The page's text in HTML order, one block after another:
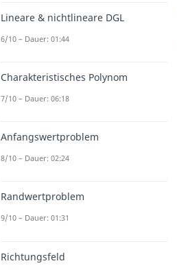
Lineare & nichtlineare DGL
6/10 – Dauer: 01:44
Charakteristisches Polynom
7/10 – Dauer: 06:18
Anfangswertproblem
8/10 – Dauer: 02:24
Randwertproblem
9/10 – Dauer: 01:31
Richtungsfeld